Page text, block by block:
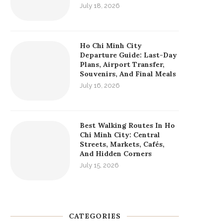
July 18, 2026
Ho Chi Minh City
Departure Guide: Last-Day
Plans, Airport Transfer,
Souvenirs, And Final Meals
July 16, 2026
Best Walking Routes In Ho
Chi Minh City: Central
Streets, Markets, Cafés,
And Hidden Corners
July 15, 2026
CATEGORIES